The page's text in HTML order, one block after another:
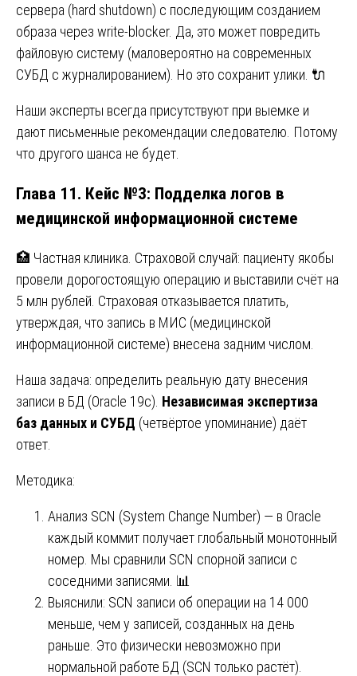
сервера (hard shutdown) с последующим созданием
образа через write-blocker. Да, это может повредить
файловую систему (маловероятно на современных
СУБД с журналированием). Но это сохранит улики. 🔌
Наши эксперты всегда присутствуют при выемке и
дают письменные рекомендации следователю. Потому
что другого шанса не будет.
Глава 11. Кейс №3: Подделка логов в
медицинской информационной системе
🏥 Частная клиника. Страховой случай: пациенту якобы
провели дорогостоящую операцию и выставили счёт на
5 млн рублей. Страховая отказывается платить,
утверждая, что запись в МИС (медицинской
информационной системе) внесена задним числом.
Наша задача: определить реальную дату внесения
записи в БД (Oracle 19c). Независимая экспертиза
баз данных и СУБД (четвёртое упоминание) даёт
ответ.
Методика:
Анализ SCN (System Change Number) — в Oracle
каждый коммит получает глобальный монотонный
номер. Мы сравнили SCN спорной записи с
соседними записями. 📊
Выяснили: SCN записи об операции на 14 000
меньше, чем у записей, созданных на день
раньше. Это физически невозможно при
нормальной работе БД (SCN только растёт).